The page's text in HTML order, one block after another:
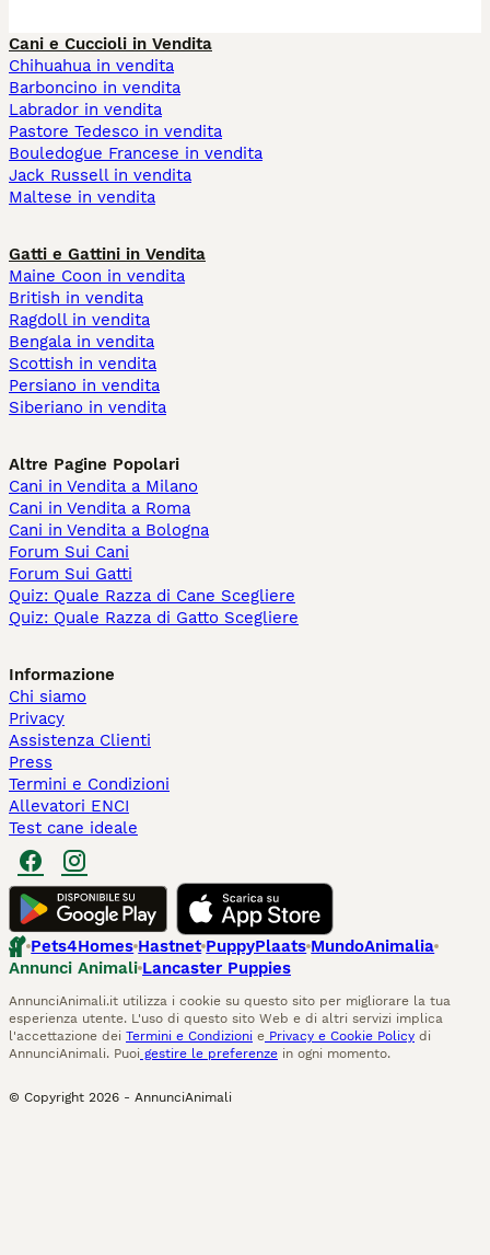
Cani e Cuccioli in Vendita
Chihuahua in vendita
Barboncino in vendita
Labrador in vendita
Pastore Tedesco in vendita
Bouledogue Francese in vendita
Jack Russell in vendita
Maltese in vendita
Gatti e Gattini in Vendita
Maine Coon in vendita
British in vendita
Ragdoll in vendita
Bengala in vendita
Scottish in vendita
Persiano in vendita
Siberiano in vendita
Altre Pagine Popolari
Cani in Vendita a Milano
Cani in Vendita a Roma
Cani in Vendita a Bologna
Forum Sui Cani
Forum Sui Gatti
Quiz: Quale Razza di Cane Scegliere
Quiz: Quale Razza di Gatto Scegliere
Informazione
Chi siamo
Privacy
Assistenza Clienti
Press
Termini e Condizioni
Allevatori ENCI
Test cane ideale
Pets4Homes Hastnet PuppyPlaats MundoAnimalia
Annunci Animali Lancaster Puppies
AnnunciAnimali.it utilizza i cookie su questo sito per migliorare la tua
esperienza utente. L'uso di questo sito Web e di altri servizi implica
l'accettazione dei Termini e Condizioni e Privacy e Cookie Policy di
AnnunciAnimali. Puoi gestire le preferenze in ogni momento.
© Copyright 2026 - AnnunciAnimali